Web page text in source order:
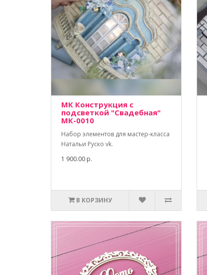
МК Конструкция с
подсветкой "Свадебная"
МК-0010
Набор элементов для мастер-класса
Натальи Руско vk.
1 900.00 р.
В КОРЗИНУ